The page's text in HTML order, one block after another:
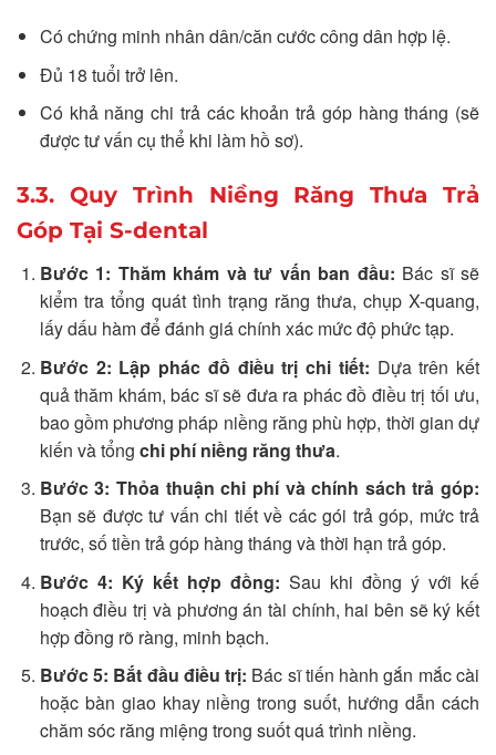
Có chứng minh nhân dân/căn cước công dân hợp lệ.
Đủ 18 tuổi trở lên.
Có khả năng chi trả các khoản trả góp hàng tháng (sẽ
được tư vấn cụ thể khi làm hồ sơ).
3.3. Quy Trình Niềng Răng Thưa Trả
Góp Tại S-dental
Bước 1: Thăm khám và tư vấn ban đầu: Bác sĩ sẽ
kiểm tra tổng quát tình trạng răng thưa, chụp X-quang,
lấy dấu hàm để đánh giá chính xác mức độ phức tạp.
Bước 2: Lập phác đồ điều trị chi tiết: Dựa trên kết
quả thăm khám, bác sĩ sẽ đưa ra phác đồ điều trị tối ưu,
bao gồm phương pháp niềng răng phù hợp, thời gian dự
kiến và tổng chi phí niềng răng thưa.
Bước 3: Thỏa thuận chi phí và chính sách trả góp:
Bạn sẽ được tư vấn chi tiết về các gói trả góp, mức trả
trước, số tiền trả góp hàng tháng và thời hạn trả góp.
Bước 4: Ký kết hợp đồng: Sau khi đồng ý với kế
hoạch điều trị và phương án tài chính, hai bên sẽ ký kết
hợp đồng rõ ràng, minh bạch.
Bước 5: Bắt đầu điều trị: Bác sĩ tiến hành gắn mắc cài
hoặc bàn giao khay niềng trong suốt, hướng dẫn cách
chăm sóc răng miệng trong suốt quá trình niềng.